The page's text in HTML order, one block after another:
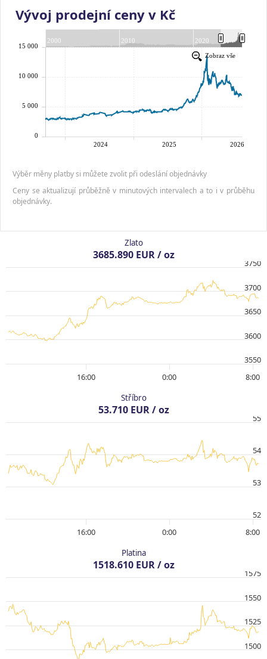
Vývoj prodejní ceny v Kč
Výběr měny platby si můžete zvolit při odeslání objednávky
Ceny se aktualizují průběžně v minutových intervalech a to i v průběhu
objednávky.
Zlato
3685.890 EUR / oz
16:00 0:00 8:00
3550
3600
3650
3700
3750
Stříbro
53.710 EUR / oz
16:00 0:00 8:00
52
53
54
55
Platina
1518.610 EUR / oz
1500
1525
1550
1575